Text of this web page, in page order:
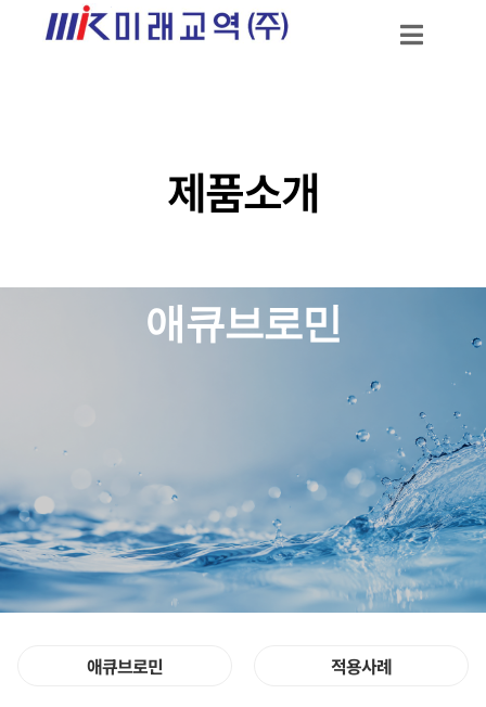
제품소개
애큐브로민
애큐브로민 적용사례